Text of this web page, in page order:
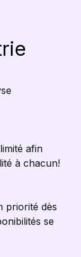
afin
à chacun!
priorité dès
se